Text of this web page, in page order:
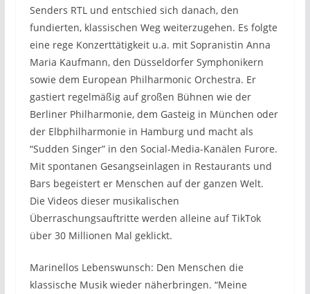
Senders RTL und entschied sich danach, den
fundierten, klassischen Weg weiterzugehen. Es folgte
eine rege Konzerttätigkeit u.a. mit Sopranistin Anna
Maria Kaufmann, den Düsseldorfer Symphonikern
sowie dem European Philharmonic Orchestra. Er
gastiert regelmäßig auf großen Bühnen wie der
Berliner Philharmonie, dem Gasteig in München oder
der Elbphilharmonie in Hamburg und macht als
“Sudden Singer” in den Social-Media-Kanälen Furore.
Mit spontanen Gesangseinlagen in Restaurants und
Bars begeistert er Menschen auf der ganzen Welt.
Die Videos dieser musikalischen
Überraschungsauftritte werden alleine auf TikTok
über 30 Millionen Mal geklickt.
Marinellos Lebenswunsch: Den Menschen die
klassische Musik wieder näherbringen. “Meine